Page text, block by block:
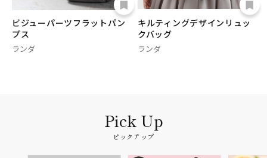
ビジューパーツフラットパン
プス
ランダ
キルティングデザインリュッ
クバッグ
ランダ
ピックアップ